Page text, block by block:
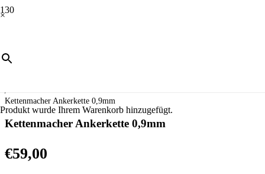
×
Produkt wurde Ihrem Warenkorb hinzugefügt.
Halsschmuck
/
Kettenmacher Ankerkette 0,9mm
Kettenmacher Ankerkette 0,9mm
€59,00